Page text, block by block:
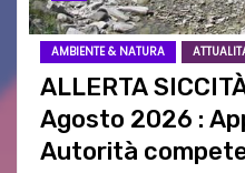
AMBIENTE & NATURA
ALLERTA
Agosto 2026 :
Autorità